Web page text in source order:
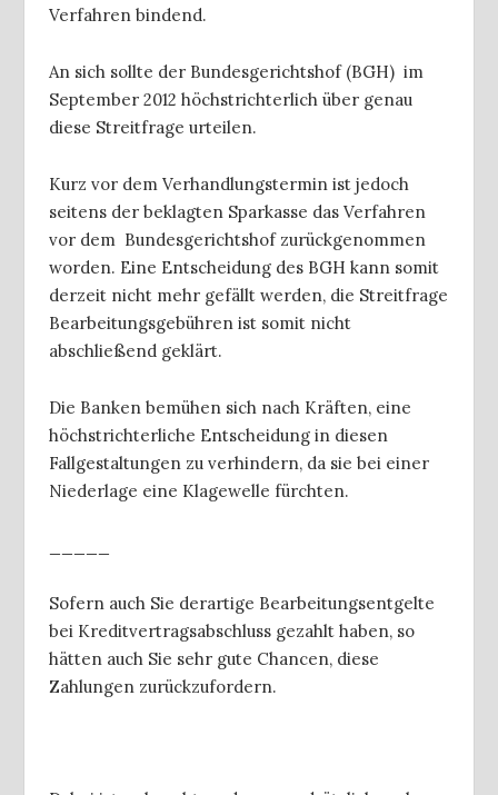
Verfahren bindend.
An sich sollte der Bundesgerichtshof (BGH) im
September 2012 höchstrichterlich über genau
diese Streitfrage urteilen.
Kurz vor dem Verhandlungstermin ist jedoch
seitens der beklagten Sparkasse das Verfahren
vor dem Bundesgerichtshof zurückgenommen
worden. Eine Entscheidung des BGH kann somit
derzeit nicht mehr gefällt werden, die Streitfrage
Bearbeitungsgebühren ist somit nicht
abschließend geklärt.
Die Banken bemühen sich nach Kräften, eine
höchstrichterliche Entscheidung in diesen
Fallgestaltungen zu verhindern, da sie bei einer
Niederlage eine Klagewelle fürchten.
Sofern auch Sie derartige Bearbeitungsentgelte
bei Kreditvertragsabschluss gezahlt haben, so
hätten auch Sie sehr gute Chancen, diese
Zahlungen zurückzufordern.